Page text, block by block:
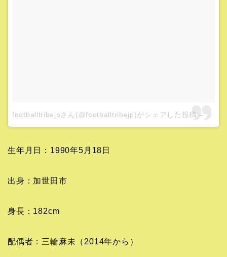
footballtribejpさん(@footballtribejp)がシェアした投稿 –
生年月日：1990年5月18日
出身：加世田市
身長：182cm
配偶者：三輪麻未（2014年から）